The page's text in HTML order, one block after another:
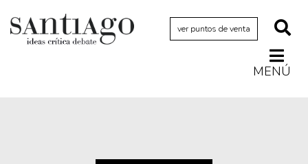
ver puntos de venta
MENÚ